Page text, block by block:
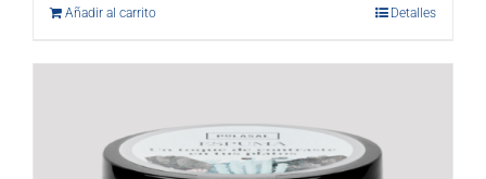
Añadir al carrito Detalles